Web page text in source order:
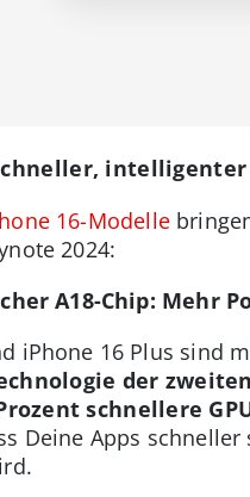
16-Modelle
2024:
A18-Chip: Mehr
iPhone 16 Plus sind
der
schnellere
Deine Apps